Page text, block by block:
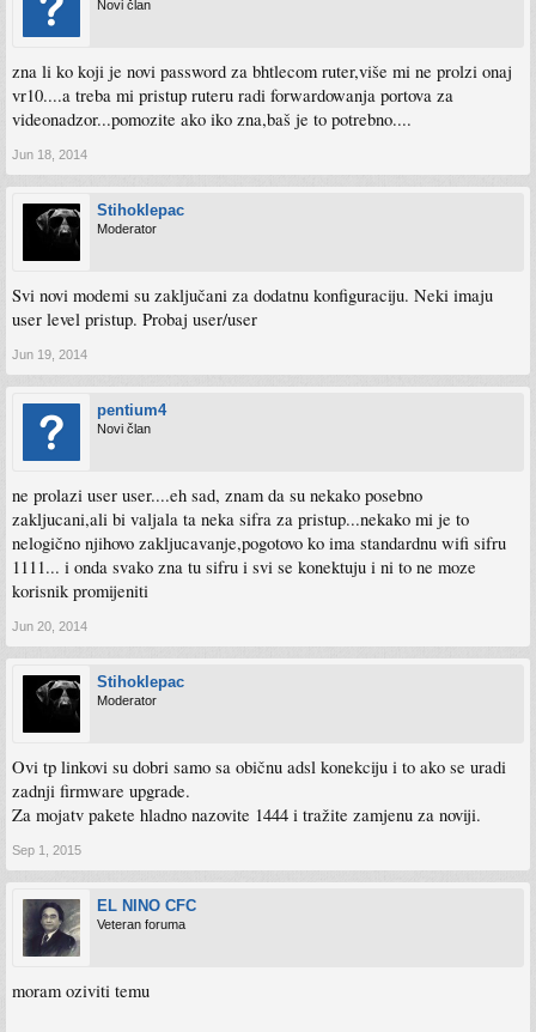
Novi član
zna li ko koji je novi password za bhtlecom ruter,više mi ne prolzi onaj
vr10....a treba mi pristup ruteru radi forwardowanja portova za
videonadzor...pomozite ako iko zna,baš je to potrebno....
Jun 18, 2014
Stihoklepac
Moderator
Svi novi modemi su zaključani za dodatnu konfiguraciju. Neki imaju
user level pristup. Probaj user/user
Jun 19, 2014
pentium4
Novi član
ne prolazi user user....eh sad, znam da su nekako posebno
zakljucani,ali bi valjala ta neka sifra za pristup...nekako mi je to
nelogično njihovo zakljucavanje,pogotovo ko ima standardnu wifi sifru
1111... i onda svako zna tu sifru i svi se konektuju i ni to ne moze
korisnik promijeniti
Jun 20, 2014
Stihoklepac
Moderator
Ovi tp linkovi su dobri samo sa običnu adsl konekciju i to ako se uradi
zadnji firmware upgrade.
Za mojatv pakete hladno nazovite 1444 i tražite zamjenu za noviji.
Sep 1, 2015
EL NINO CFC
Veteran foruma
moram oziviti temu